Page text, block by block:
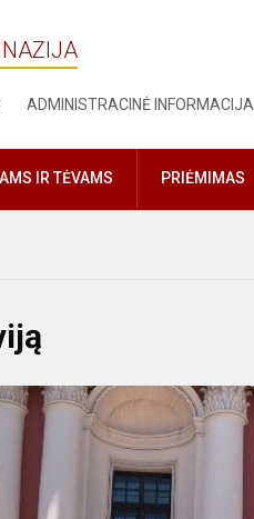
ADMINISTRACINĖ INFORMACIJA
IR TĖVAMS PRIĖMIMAS